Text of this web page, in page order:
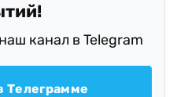
канал в Telegram
Телеграмме